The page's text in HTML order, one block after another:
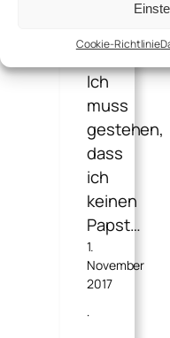
Cookie-Richtlinie
harrte:
Ich
muss
gestehen,
dass
ich
keinen
Papst…
1.
November
2017
·